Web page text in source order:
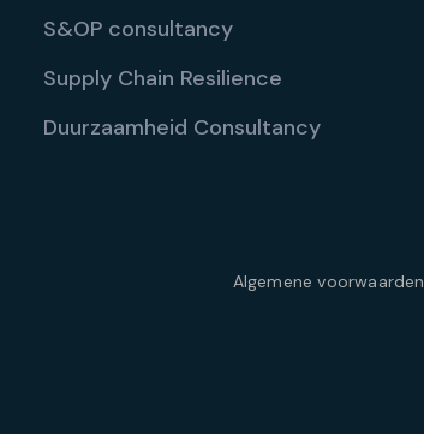
S&OP consultancy
Supply Chain Resilience
Duurzaamheid Consultancy
Algemene voorwaarden